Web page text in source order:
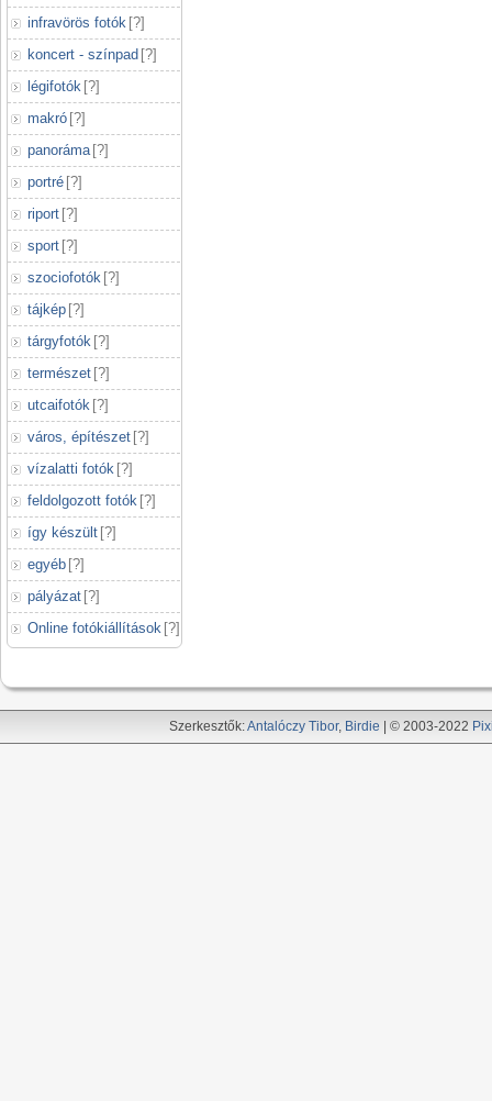
infravörös fotók [?]
koncert - színpad [?]
légifotók [?]
makró [?]
panoráma [?]
portré [?]
riport [?]
sport [?]
szociofotók [?]
tájkép [?]
tárgyfotók [?]
természet [?]
utcaifotók [?]
város, építészet [?]
vízalatti fotók [?]
feldolgozott fotók [?]
így készült [?]
egyéb [?]
pályázat [?]
Online fotókiállítások [?]
Szerkesztők:Antalóczy Tibor, Birdie | © 2003-2022